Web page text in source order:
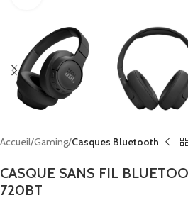
Accueil Gaming Casques Bluetooth
CASQUE SANS FIL
720BT